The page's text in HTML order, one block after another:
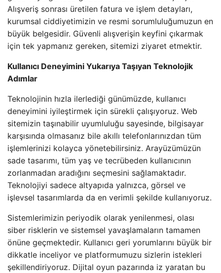
Alışveriş sonrası üretilen fatura ve işlem detayları,
kurumsal ciddiyetimizin ve resmi sorumluluğumuzun en
büyük belgesidir. Güvenli alışverişin keyfini çıkarmak
için tek yapmanız gereken, sitemizi ziyaret etmektir.
Kullanıcı Deneyimini Yukarıya Taşıyan Teknolojik
Adımlar
Teknolojinin hızla ilerlediği günümüzde, kullanıcı
deneyimini iyileştirmek için sürekli çalışıyoruz. Web
sitemizin taşınabilir uyumluluğu sayesinde, bilgisayar
karşısında olmasanız bile akıllı telefonlarınızdan tüm
işlemlerinizi kolayca yönetebilirsiniz. Arayüzümüzün
sade tasarımı, tüm yaş ve tecrübeden kullanıcının
zorlanmadan aradığını seçmesini sağlamaktadır.
Teknolojiyi sadece altyapıda yalnızca, görsel ve
işlevsel tasarımlarda da en verimli şekilde kullanıyoruz.
Sistemlerimizin periyodik olarak yenilenmesi, olası
siber risklerin ve sistemsel yavaşlamaların tamamen
önüne geçmektedir. Kullanıcı geri yorumlarını büyük bir
dikkatle inceliyor ve platformumuzu sizlerin istekleri
şekillendiriyoruz. Dijital oyun pazarında iz yaratan bu